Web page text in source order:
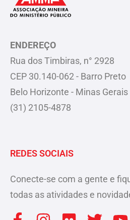
ENDEREÇO
Rua dos Timbiras, n° 2928
CEP 30.140-062 - Barro Preto
Belo Horizonte - Minas Gerais
(31) 2105-4878
REDES SOCIAIS
Conecte-se com a gente e
todas as atividades e